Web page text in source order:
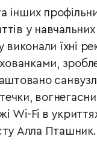
інших
у
їхні
Wi-Fi в
Алла Пташник.